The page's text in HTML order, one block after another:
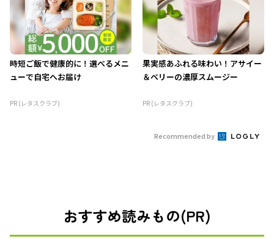
時短ご飯で健康的に！選べるメニ
ューで自宅へお届け
PR (レタスクラブ)
果実感あふれる味わい！アサイー
＆ベリーの濃厚スムージー
PR (レタスクラブ)
Recommended by
おすすめ読みもの(PR)